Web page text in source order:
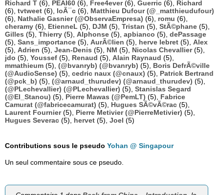
Richard T (6), PEAI60 (6), Free4ever(6), Guerric (6), Richard
(6), tvtweet (6), loÃ¯c (6), Matthieu Dufour (@_matthieudufour)
(6), Nathalie Gasnier (@ObservaEmpresa) (6), romu (6),
cheramy (6), EtienneL (5), DJM (5), Tristan (5), StÃ©phane (5),
Gilles (5), Thierry (5), Alphonse (5), apbianco (5), dePassage
(5), Sans_importance (5), AurÃ©lien (5), herve lebret (5), Alex
(5), Adrien (5), Jean-Denis (5), NM (5), Nicolas Chevallier(5),
jdo (5), Youssef (5), Renaud (5), Alain Raynaud (5),
mmathieum (5), (@bvanryb) (@bvanryb) (5), Boris DefrÃ©ville
(@AudioSense) (5), cedric naux (@cnaux) (5), Patrick Bertrand
(@pck_b) (5), (@arnaud_thurudev) (@arnaud_thurudev) (5),
(@PLechevallier) (@PLechevallier) (5), Stanislas Segard
(@El_Stanou) (5), Pierre Mawas (@PemLT) (5), Fabrice
Camurat (@fabricecamurat) (5), Hugues SÃ©vÃ©rac (5),
Laurent Fournier(5), Pierre Metivier (@PierreMetivier) (5),
Hugues Severac (5), hervet (5), Joel (5)
Contributions sous le pseudo Yohan @ Singapour
Un seul commentaire sous ce pseudo.